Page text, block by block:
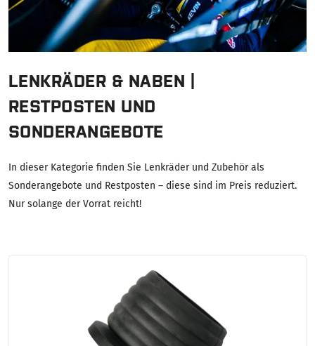
LENKRÄDER & NABEN |
RESTPOSTEN UND
SONDERANGEBOTE
In dieser Kategorie finden Sie Lenkräder und Zubehör als
Sonderangebote und Restposten – diese sind im Preis reduziert.
Nur solange der Vorrat reicht!